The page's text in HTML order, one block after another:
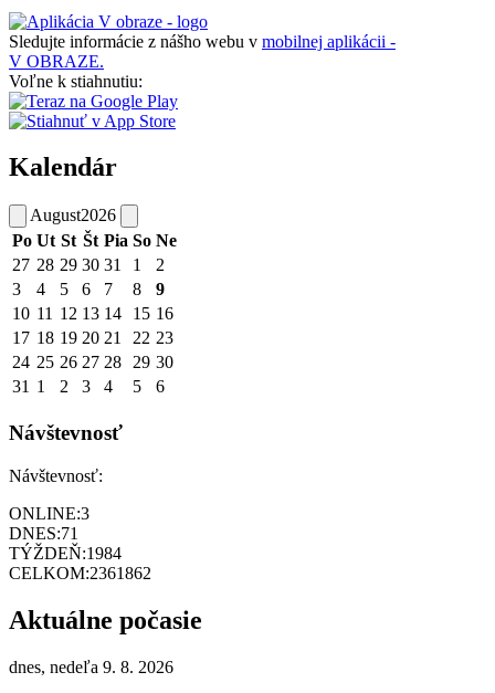
Sledujte informácie z nášho webu v mobilnej aplikácii -
V OBRAZE.
Voľne k stiahnutiu:
Kalendár
August2026
Po Ut St Št Pia So Ne
27 28 29 30 31 1
2
3
4 5 6 7 8
9
10 11 12 13 14 15 16
17 18 19 20 21 22 23
24 25 26 27 28 29 30
31 1 2 3 4 5 6
Návštevnosť
Návštevnosť:
ONLINE:3
DNES:71
TÝŽDEŇ:1984
CELKOM:2361862
Aktuálne počasie
dnes, nedeľa 9. 8. 2026